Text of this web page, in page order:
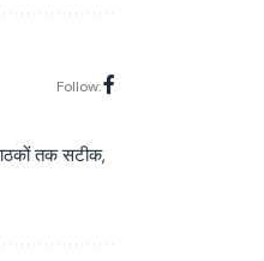
Follow:
तक सटीक,